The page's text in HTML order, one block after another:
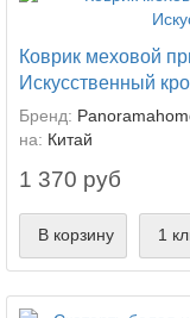
Коврик меховой
Искусственный
Бренд:
на: Китай
1 370 руб
В корзину 1